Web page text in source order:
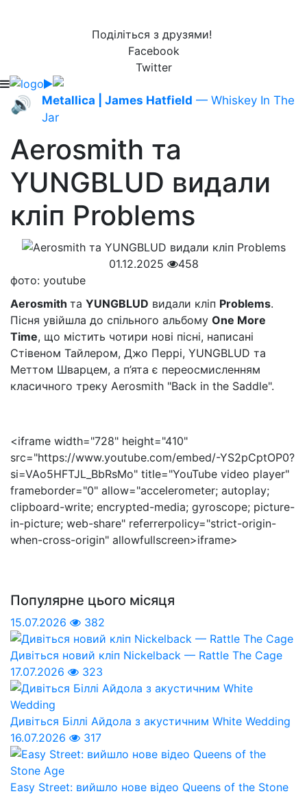
Поділіться з друзями!
Facebook
Twitter
🔊 Metallica | James Hatfield — Whiskey In The
Jar
Aerosmith та
YUNGBLUD видали
кліп Problems
01.12.2025
458
фото: youtube
Aerosmith та YUNGBLUD видали кліп Problems.
Пісня увійшла до спільного альбому One More
Time, що містить чотири нові пісні, написані
Стівеном Тайлером, Джо Перрі, YUNGBLUD та
Меттом Шварцем, а п’ята є переосмисленням
класичного треку Aerosmith "Back in the Saddle".
<iframe width="728" height="410"
src="https://www.youtube.com/embed/-YS2pCptOP0?
si=VAo5HFTJL_BbRsMo" title="YouTube video player"
frameborder="0" allow="accelerometer; autoplay;
clipboard-write; encrypted-media; gyroscope; picture-
in-picture; web-share" referrerpolicy="strict-origin-
when-cross-origin" allowfullscreen>iframe>
Популярне цього місяця
15.07.2026 382
Дивіться новий кліп Nickelback — Rattle The Cage
17.07.2026
323
Дивіться Біллі Айдола з акустичним White Wedding
16.07.2026
317
Easy Street: вийшло нове відео Queens of the Stone